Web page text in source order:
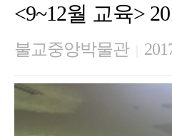
<9~12월 교육>
불교중앙박물관